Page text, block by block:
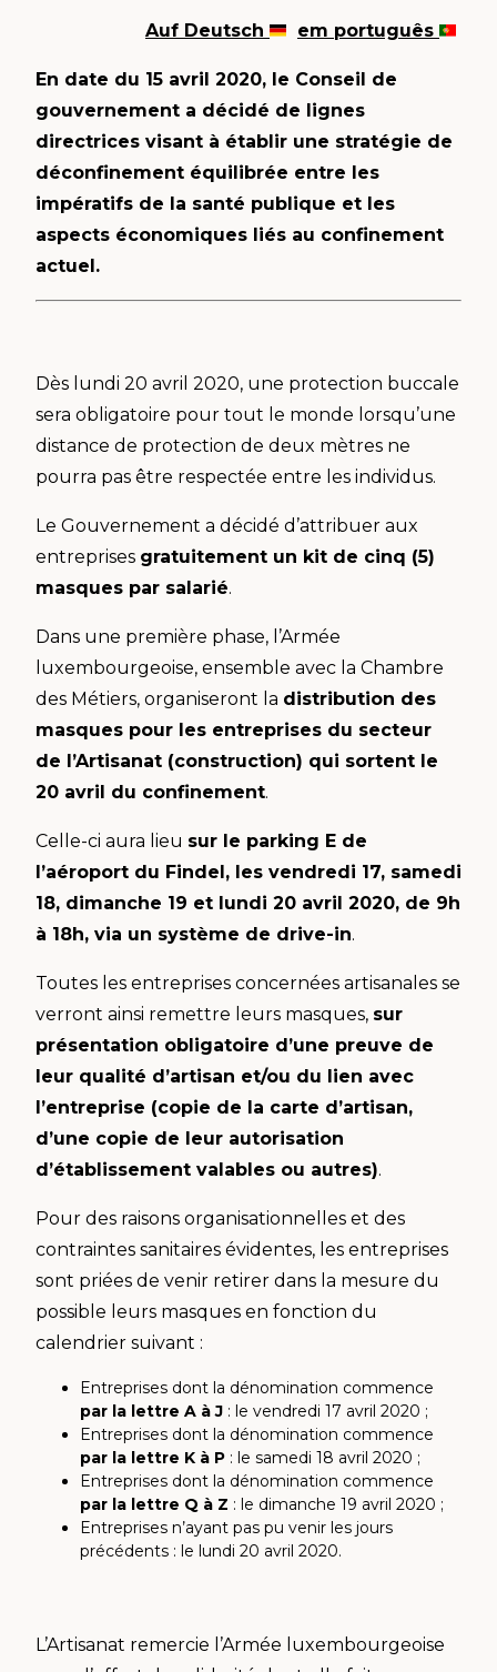
Auf Deutsch em português
En date du 15 avril 2020, le Conseil de
gouvernement a décidé de lignes
directrices visant à établir une stratégie de
déconfinement équilibrée entre les
impératifs de la santé publique et les
aspects économiques liés au confinement
actuel.
Dès lundi 20 avril 2020, une protection buccale
sera obligatoire pour tout le monde lorsqu’une
distance de protection de deux mètres ne
pourra pas être respectée entre les individus.
Le Gouvernement a décidé d’attribuer aux
entreprises gratuitement un kit de cinq (5)
masques par salarié.
Dans une première phase, l’Armée
luxembourgeoise, ensemble avec la Chambre
des Métiers, organiseront la distribution des
masques pour les entreprises du secteur
de l’Artisanat (construction) qui sortent le
20 avril du confinement.
Celle-ci aura lieu sur le parking E de
l’aéroport du Findel, les vendredi 17, samedi
18, dimanche 19 et lundi 20 avril 2020, de 9h
à 18h, via un système de drive-in.
Toutes les entreprises concernées artisanales se
verront ainsi remettre leurs masques, sur
présentation obligatoire d’une preuve de
leur qualité d’artisan et/ou du lien avec
l’entreprise (copie de la carte d’artisan,
d’une copie de leur autorisation
d’établissement valables ou autres).
Pour des raisons organisationnelles et des
contraintes sanitaires évidentes, les entreprises
sont priées de venir retirer dans la mesure du
possible leurs masques en fonction du
calendrier suivant :
Entreprises dont la dénomination commence
par la lettre A à J : le vendredi 17 avril 2020 ;
Entreprises dont la dénomination commence
par la lettre K à P : le samedi 18 avril 2020 ;
Entreprises dont la dénomination commence
par la lettre Q à Z : le dimanche 19 avril 2020 ;
Entreprises n’ayant pas pu venir les jours
précédents : le lundi 20 avril 2020.
L’Artisanat remercie l’Armée luxembourgeoise